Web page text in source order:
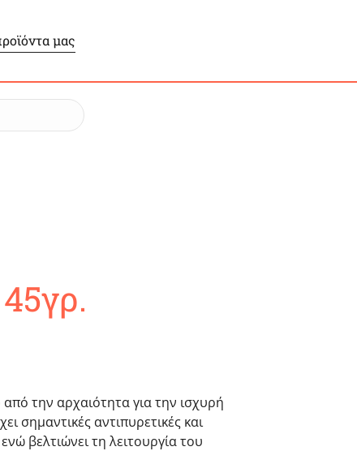
μας
την αρχαιότητα για την ισχυρή
σημαντικές αντιπυρετικές και
βελτιώνει τη λειτουργία του